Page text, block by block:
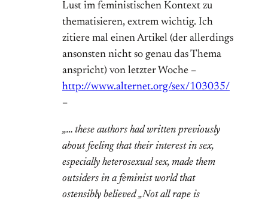
Lust im feministischen Kontext zu
thematisieren, extrem wichtig. Ich
zitiere mal einen Artikel (der allerdings
ansonsten nicht so genau das Thema
anspricht) von letzter Woche –
http://www.alternet.org/sex/103035/
–
„… these authors had written previously
about feeling that their interest in sex,
especially heterosexual sex, made them
outsiders in a feminist world that
ostensibly believed „Not all rape is